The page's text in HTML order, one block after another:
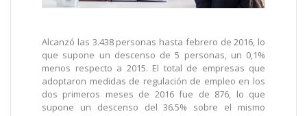
Alcanzó las 3.438 personas hasta febrero de 2016, lo
que supone un descenso de 5 personas, un 0,1%
menos respecto a 2015. El total de empresas que
adoptaron medidas de regulación de empleo en los
dos primeros meses de 2016 fue de 876, lo que
supone un descenso del 36.5% sobre el mismo